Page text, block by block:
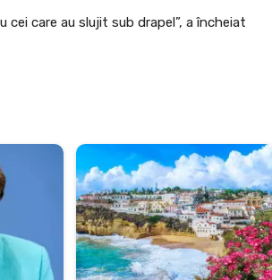
care au slujit sub drapel”, a încheiat